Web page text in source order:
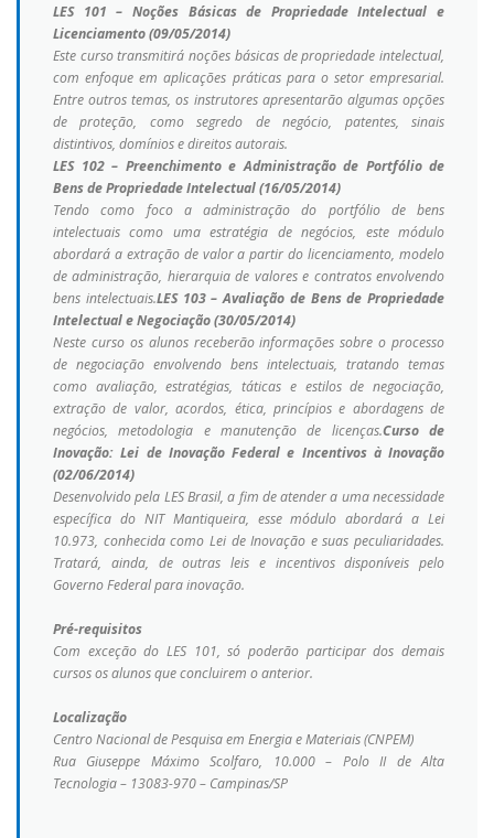
LES 101 – Noções Básicas de Propriedade Intelectual e
Licenciamento (09/05/2014)
Este curso transmitirá noções básicas de propriedade intelectual,
com enfoque em aplicações práticas para o setor empresarial.
Entre outros temas, os instrutores apresentarão algumas opções
de proteção, como segredo de negócio, patentes, sinais
distintivos, domínios e direitos autorais.
LES 102 – Preenchimento e Administração de Portfólio de
Bens de Propriedade Intelectual (16/05/2014)
Tendo como foco a administração do portfólio de bens
intelectuais como uma estratégia de negócios, este módulo
abordará a extração de valor a partir do licenciamento, modelo
de administração, hierarquia de valores e contratos envolvendo
bens intelectuais.LES 103 – Avaliação de Bens de Propriedade
Intelectual e Negociação (30/05/2014)
Neste curso os alunos receberão informações sobre o processo
de negociação envolvendo bens intelectuais, tratando temas
como avaliação, estratégias, táticas e estilos de negociação,
extração de valor, acordos, ética, princípios e abordagens de
negócios, metodologia e manutenção de licenças.Curso de
Inovação: Lei de Inovação Federal e Incentivos à Inovação
(02/06/2014)
Desenvolvido pela LES Brasil, a fim de atender a uma necessidade
específica do NIT Mantiqueira, esse módulo abordará a Lei
10.973, conhecida como Lei de Inovação e suas peculiaridades.
Tratará, ainda, de outras leis e incentivos disponíveis pelo
Governo Federal para inovação.
Pré-requisitos
Com exceção do LES 101, só poderão participar dos demais
cursos os alunos que concluirem o anterior.
Localização
Centro Nacional de Pesquisa em Energia e Materiais (CNPEM)
Rua Giuseppe Máximo Scolfaro, 10.000 – Polo II de Alta
Tecnologia – 13083-970 – Campinas/SP